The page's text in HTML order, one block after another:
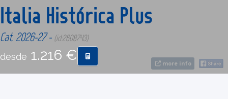
PROMOCIONES
CONTACTO
more info
Italia Histórica Plus
Cat. 2026-27 - (id:2608743)
desde 1.216 €